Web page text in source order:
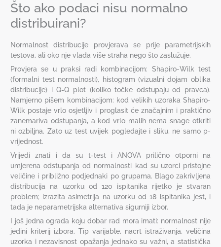
Što ako podaci nisu normalno
distribuirani?
Normalnost distribucije provjerava se prije parametrijskih
testova, ali oko nje vlada više straha nego što zaslužuje.
Provjera se u praksi radi kombinacijom: Shapiro-Wilk test
(formalni test normalnosti), histogram (vizualni dojam oblika
distribucije) i Q-Q plot (koliko točke odstupaju od pravca).
Namjerno pišem kombinacijom: kod velikih uzoraka Shapiro-
Wilk postaje vrlo osjetljiv i proglasit će značajnim i praktično
zanemariva odstupanja, a kod vrlo malih nema snage otkriti
ni ozbiljna. Zato uz test uvijek pogledajte i sliku, ne samo p-
vrijednost.
Vrijedi znati i da su t-test i ANOVA prilično otporni na
umjerena odstupanja od normalnosti kad su uzorci pristojne
veličine i približno podjednaki po grupama. Blago zakrivljena
distribucija na uzorku od 120 ispitanika rijetko je stvaran
problem; izrazita asimetrija na uzorku od 18 ispitanika jest, i
tada je neparametrijska alternativa sigurniji izbor.
I još jedna ograda koju dobar rad mora imati: normalnost nije
jedini kriterij izbora. Tip varijable, nacrt istraživanja, veličina
uzorka i nezavisnost opažanja jednako su važni, a statistička